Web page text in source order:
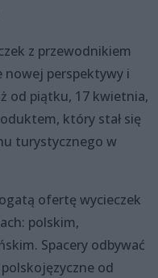
z przewodnikiem
nowej perspektywy i
od piątku, 17 kwietnia,
który stał się
turystycznego w
ofertę wycieczek
polskim,
Spacery odbywać
od